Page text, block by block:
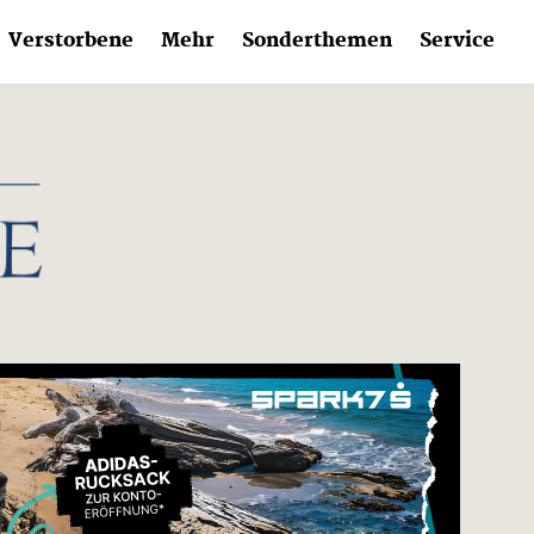
Verstorbene Mehr Sonderthemen Service